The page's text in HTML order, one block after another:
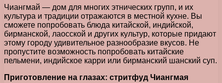
Чиангмай — дом для многих этнических групп, и их
культура и традиции отражаются в местной кухне. Вы
сможете попробовать блюда китайской, индийской,
бирманской, лаосской и других культур, которые придают
этому городу удивительное разнообразие вкусов. Не
пропустите возможность попробовать китайские
пельмени, индийское карри или бирманский шанский суп.
Приготовление на глазах: стритфуд Чиангмая